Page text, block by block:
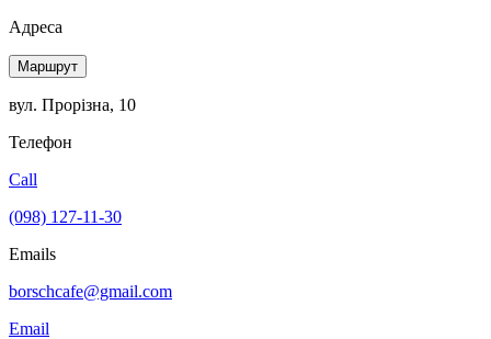
Адреса
Маршрут
вул. Прорізна, 10
Телефон
Call
(098) 127-11-30
Emails
borschcafe@gmail.com
Email